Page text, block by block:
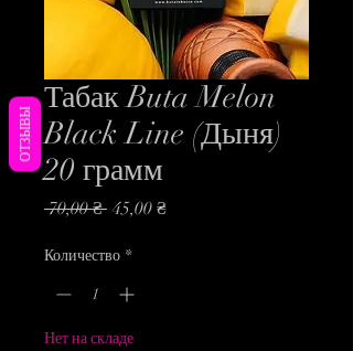
Табак Buta Melon
Black Line (Дыня)
20 грамм
70,00 ₴ Обычная
45,00 ₴Спеццена
Количество *
Нет на складе
ОТЗЫВЫ